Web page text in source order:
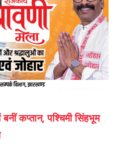
कप्तान, पश्चिमी सिंहभूम